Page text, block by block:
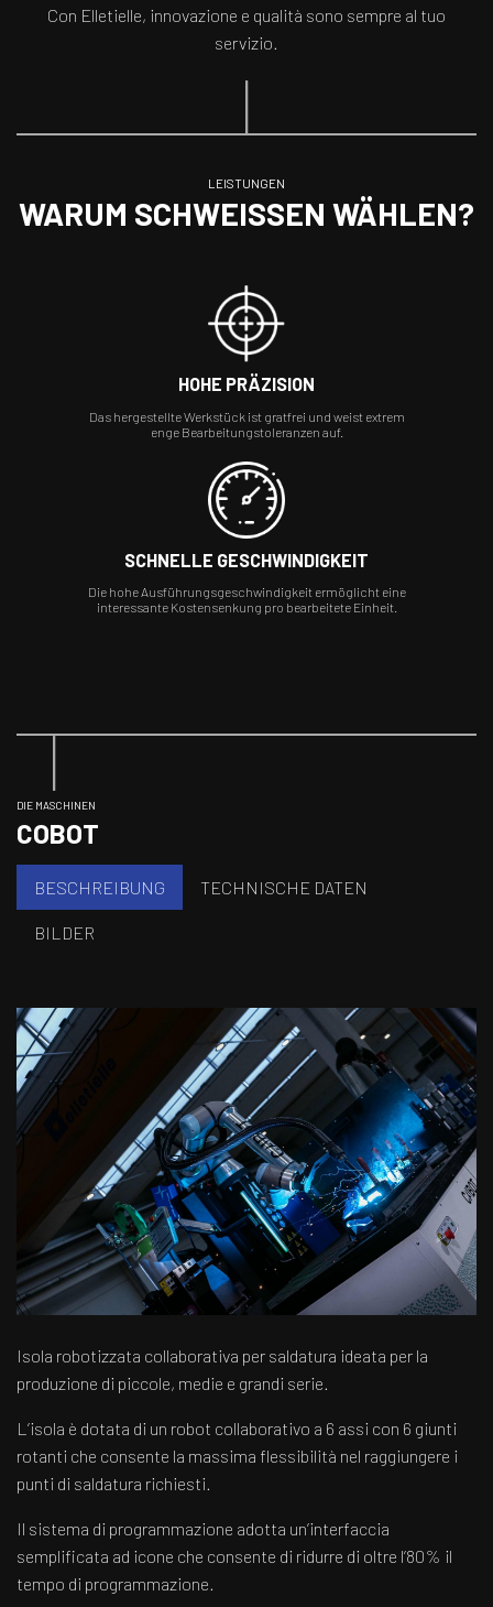
Con Elletielle, innovazione e qualità sono sempre al tuo
servizio.
LEISTUNGEN
WARUM SCHWEISSEN WÄHLEN?
HOHE PRÄZISION
Das hergestellte Werkstück ist gratfrei und weist extrem
enge Bearbeitungstoleranzen auf.
SCHNELLE GESCHWINDIGKEIT
Die hohe Ausführungsgeschwindigkeit ermöglicht eine
interessante Kostensenkung pro bearbeitete Einheit.
DIE MASCHINEN
COBOT
BESCHREIBUNG TECHNISCHE DATEN
BILDER
Isola robotizzata collaborativa per saldatura ideata per la
produzione di piccole, medie e grandi serie.
L’isola è dotata di un robot collaborativo a 6 assi con 6 giunti
rotanti che consente la massima flessibilità nel raggiungere i
punti di saldatura richiesti.
Il sistema di programmazione adotta un’interfaccia
semplificata ad icone che consente di ridurre di oltre l’80% il
tempo di programmazione.